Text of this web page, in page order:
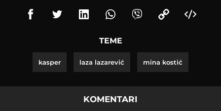
TEME
kasper laza lazarević mina kostić
KOMENTARI